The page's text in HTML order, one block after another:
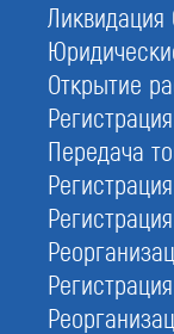
Открытие
Передача
Вступить в СРО
Купить ООО с СРО
Реестр СРО изыскателей